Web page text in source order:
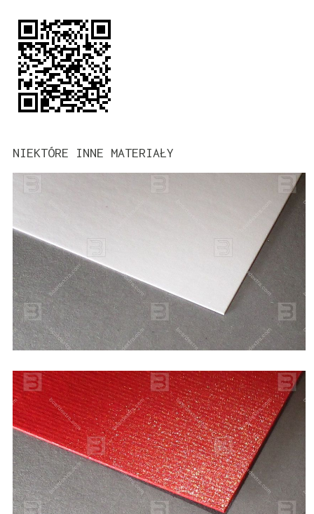
NIEKTÓRE INNE MATERIAŁY